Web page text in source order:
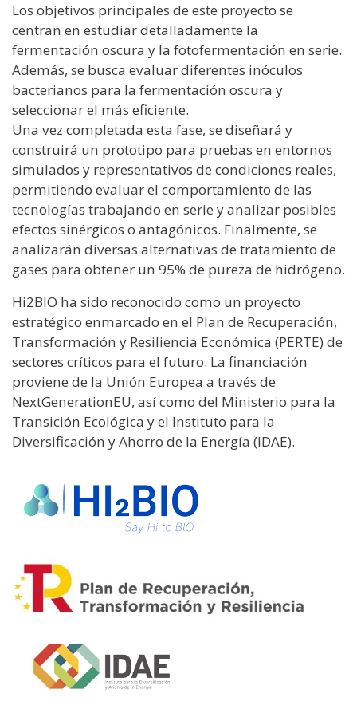
Los objetivos principales de este proyecto se
centran en estudiar detalladamente la
fermentación oscura y la fotofermentación en serie.
Además, se busca evaluar diferentes inóculos
bacterianos para la fermentación oscura y
seleccionar el más eficiente.
Una vez completada esta fase, se diseñará y
construirá un prototipo para pruebas en entornos
simulados y representativos de condiciones reales,
permitiendo evaluar el comportamiento de las
tecnologías trabajando en serie y analizar posibles
efectos sinérgicos o antagónicos. Finalmente, se
analizarán diversas alternativas de tratamiento de
gases para obtener un 95% de pureza de hidrógeno.
Hi2BIO ha sido reconocido como un proyecto
estratégico enmarcado en el Plan de Recuperación,
Transformación y Resiliencia Económica (PERTE) de
sectores críticos para el futuro. La financiación
proviene de la Unión Europea a través de
NextGenerationEU, así como del Ministerio para la
Transición Ecológica y el Instituto para la
Diversificación y Ahorro de la Energía (IDAE).